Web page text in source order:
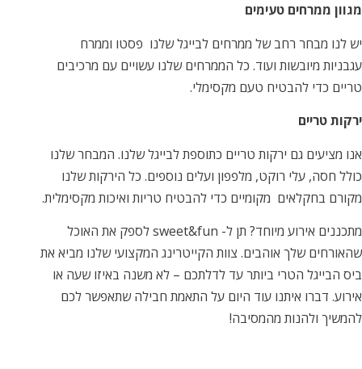
מגוון ממרחים טעימים
יש לנו מבחר רחב של ממרחים לבייגל שלנו פסטו וממרח
עגבניות מיובשות ועוד. כל הממרחים שלנו עשויים עם מרכיבים
טריים כדי להבטיח טעם מקסימלי.
ירקות טריים
אנו מציעים גם ירקות טריים כתוספת לבייגל שלנו. המבחר שלנו
כולל חסה, עלי רוקט, מלפפון ועלים נוספים. כל הירקות שלנו
מקורם בחקלאים מקומיים כדי להבטיח טריות ואיכות מקסימלית.
מתכננים אירוע מיוחד? תן ל- sweet&fun לספק את האוכל
שהאורחים שלך אוהבים. צוות הקייטרינג המקצועי שלנו מביא את
ביס הבייגל הטרי ביותר עד לדלתכם – לא משנה באיזו שעה או
אירוע. דברו איתנו עוד היום על התאמת חבילה שתאפשר לכם
להמשיך ולהנות מהמסיבה!